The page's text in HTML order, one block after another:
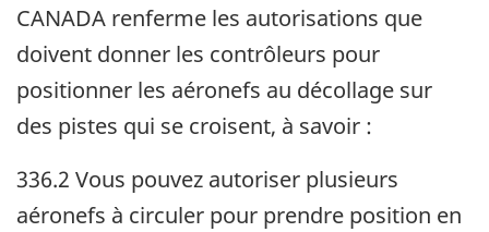
CANADA renferme les autorisations que
doivent donner les contrôleurs pour
positionner les aéronefs au décollage sur
des pistes qui se croisent, à savoir :
336.2 Vous pouvez autoriser plusieurs
aéronefs à circuler pour prendre position en